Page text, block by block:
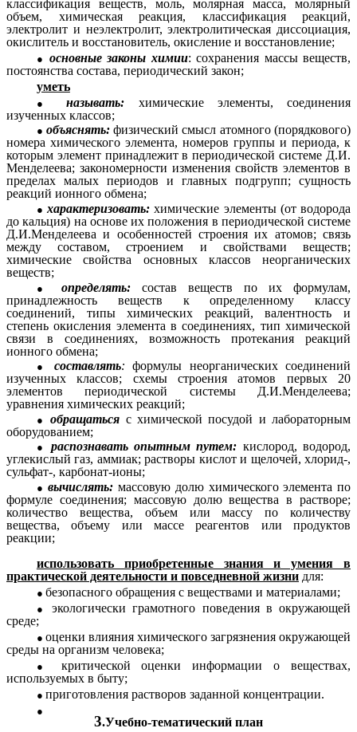
классификация веществ, моль, молярная масса, молярный
объем, химическая реакция, классификация реакций,
электролит и неэлектролит, электролитическая диссоциация,
окислитель и восстановитель, окисление и восстановление;
основные законы химии: сохранения массы веществ,
постоянства состава, периодический закон;
уметь
называть: химические элементы, соединения
изученных классов;
объяснять:физический смысл атомного (порядкового)
номера химического элемента, номеров группы и периода, к
которым элемент принадлежит в периодической системе Д.И.
Менделеева; закономерности изменения свойств элементов в
пределах малых периодов и главных подгрупп; сущность
реакций ионного обмена;
характеризовать: химические элементы (от водорода
до кальция) на основе их положения в периодической системе
Д.И.Менделеева и особенностей строения их атомов; связь
между составом, строением и свойствами веществ;
химические свойства основных классов неорганических
веществ;
определять:состав веществ по их формулам,
принадлежность веществ к определенному классу
соединений, типы химических реакций, валентность и
степень окисления элемента в соединениях, тип химической
связи в соединениях, возможность протекания реакций
ионного обмена;
составлять: формулы неорганических соединений
изученных классов; схемы строения атомов первых 20
элементов периодической системы Д.И.Менделеева;
уравнения химических реакций;
обращаться с химической посудой и лабораторным
оборудованием;
распознавать опытным путем: кислород, водород,
углекислый газ, аммиак; растворы кислот и щелочей, хлорид-,
сульфат-, карбонат-ионы;
вычислять: массовую долю химического элемента по
формуле соединения; массовую долю вещества в растворе;
количество вещества, объем или массу по количеству
вещества, объему или массе реагентов или продуктов
реакции;
использовать приобретенные знания и умения в
практической деятельности и повседневной жизни для:
безопасного обращения с веществами и материалами;
экологически грамотного поведения в окружающей
среде;
оценки влияния химического загрязнения окружающей
среды на организм человека;
критической оценки информации о веществах,
используемых в быту;
приготовления растворов заданной концентрации.
3.Учебно-тематический план